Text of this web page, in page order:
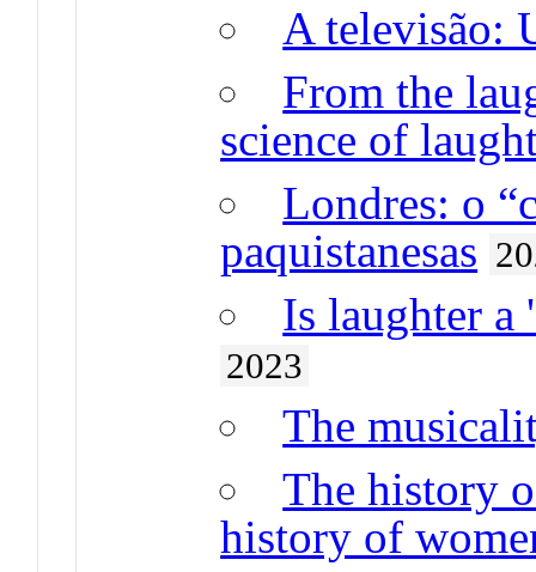
A televisão:
From the
science of
Londres: o
paquistanesas
Is laughter
2023
The
The history
history of